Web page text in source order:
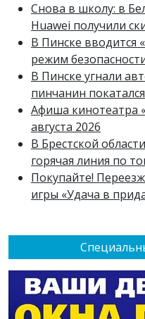
Снова в школу: в
Huawei получили
В Пинске вводится
режим
В Пинске угнали
пинчанин
Афиша кинотеатра
августа 2026
В Брестской
горячая линия по
Покупайте!
игры «Удача в